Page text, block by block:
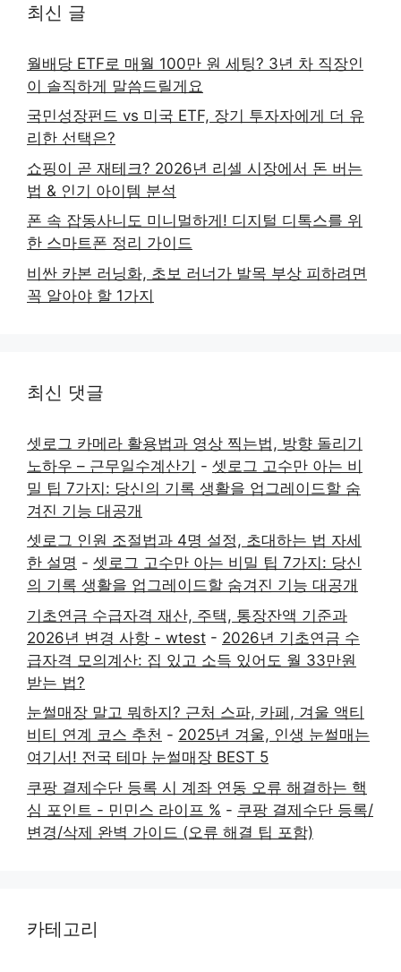
최신 글
월배당 ETF로 매월 100만 원 세팅? 3년 차 직장인
이 솔직하게 말씀드릴게요
국민성장펀드 vs 미국 ETF, 장기 투자자에게 더 유
리한 선택은?
쇼핑이 곧 재테크? 2026년 리셀 시장에서 돈 버는
법 & 인기 아이템 분석
폰 속 잡동사니도 미니멀하게! 디지털 디톡스를 위
한 스마트폰 정리 가이드
비싼 카본 러닝화, 초보 러너가 발목 부상 피하려면
꼭 알아야 할 1가지
최신 댓글
셋로그 카메라 활용법과 영상 찍는법, 방향 돌리기
노하우 – 근무일수계산기 - 셋로그 고수만 아는 비
밀 팁 7가지: 당신의 기록 생활을 업그레이드할 숨
겨진 기능 대공개
셋로그 인원 조절법과 4명 설정, 초대하는 법 자세
한 설명 - 셋로그 고수만 아는 비밀 팁 7가지: 당신
의 기록 생활을 업그레이드할 숨겨진 기능 대공개
기초연금 수급자격 재산, 주택, 통장잔액 기준과
2026년 변경 사항 - wtest - 2026년 기초연금 수
급자격 모의계산: 집 있고 소득 있어도 월 33만원
받는 법?
눈썰매장 말고 뭐하지? 근처 스파, 카페, 겨울 액티
비티 연계 코스 추천 - 2025년 겨울, 인생 눈썰매는
여기서! 전국 테마 눈썰매장 BEST 5
쿠팡 결제수단 등록 시 계좌 연동 오류 해결하는 핵
심 포인트 - 민민스 라이프 % - 쿠팡 결제수단 등록/
변경/삭제 완벽 가이드 (오류 해결 팁 포함)
카테고리